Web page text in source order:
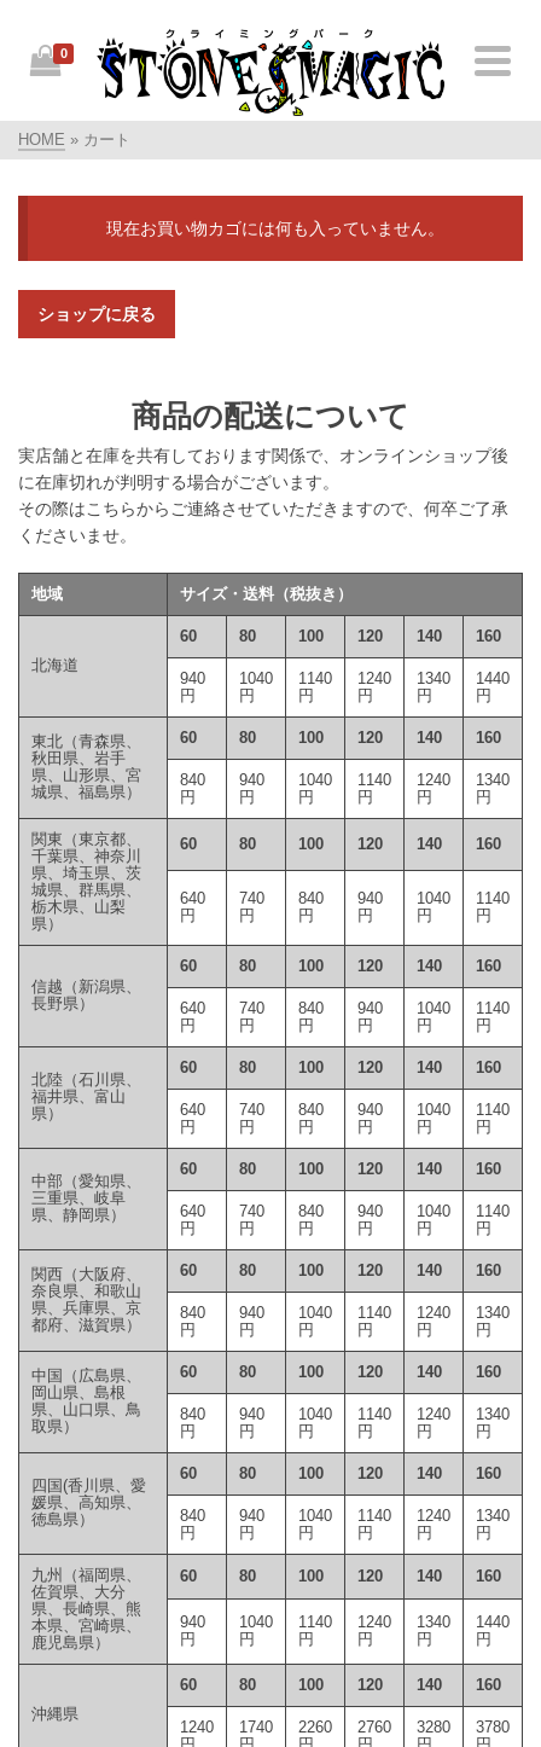
0
HOME » カート
現在お買い物カゴには何も入っていません。
ショップに戻る
商品の配送について
実店舗と在庫を共有しております関係で、オンラインショップ後
に在庫切れが判明する場合がございます。
その際はこちらからご連絡させていただきますので、何卒ご了承
くださいませ。
地域 サイズ・送料（税抜き）
北海道
60 80 100 120 140 160
940
円
1040
円
1140
円
1240
円
1340
円
1440
円
東北（青森県、
秋田県、岩手
県、山形県、宮
城県、福島県）
60 80 100 120 140 160
840
円
940
円
1040
円
1140
円
1240
円
1340
円
関東（東京都、
千葉県、神奈川
県、埼玉県、茨
城県、群馬県、
栃木県、山梨
県）
60 80 100 120 140 160
640
円
740
円
840
円
940
円
1040
円
1140
円
信越（新潟県、
長野県）
60 80 100 120 140 160
640
円
740
円
840
円
940
円
1040
円
1140
円
北陸（石川県、
福井県、富山
県）
60 80 100 120 140 160
640
円
740
円
840
円
940
円
1040
円
1140
円
中部（愛知県、
三重県、岐阜
県、静岡県）
60 80 100 120 140 160
640
円
740
円
840
円
940
円
1040
円
1140
円
関西（大阪府、
奈良県、和歌山
県、兵庫県、京
都府、滋賀県）
60 80 100 120 140 160
840
円
940
円
1040
円
1140
円
1240
円
1340
円
中国（広島県、
岡山県、島根
県、山口県、鳥
取県）
60 80 100 120 140 160
840
円
940
円
1040
円
1140
円
1240
円
1340
円
四国(香川県、愛
媛県、高知県、
徳島県）
60 80 100 120 140 160
840
円
940
円
1040
円
1140
円
1240
円
1340
円
九州（福岡県、
佐賀県、大分
県、長崎県、熊
本県、宮崎県、
鹿児島県）
60 80 100 120 140 160
940
円
1040
円
1140
円
1240
円
1340
円
1440
円
沖縄県
60 80 100 120 140 160
1240
1740
2260
2760
3280
3780